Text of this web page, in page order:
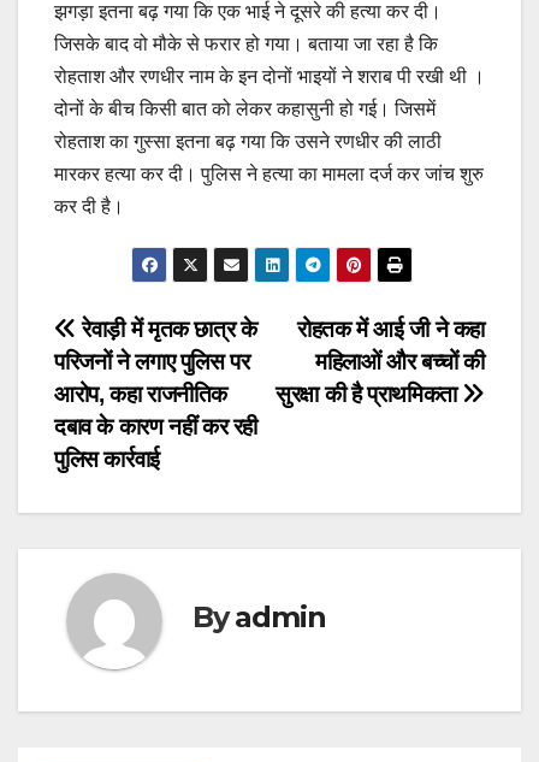
झगड़ा इतना बढ़ गया कि एक भाई ने दूसरे की हत्या कर दी।
जिसके बाद वो मौके से फरार हो गया। बताया जा रहा है कि
रोहताश और रणधीर नाम के इन दोनों भाइयों ने शराब पी रखी थी ।
दोनों के बीच किसी बात को लेकर कहासुनी हो गई। जिसमें
रोहताश का गुस्सा इतना बढ़ गया कि उसने रणधीर की लाठी
मारकर हत्या कर दी। पुलिस ने हत्या का मामला दर्ज कर जांच शुरु
कर दी है।
Post
navigation
रोहतक में आई जी ने कहा
महिलाओं और बच्चों की
सुरक्षा की है प्राथमिकता
रेवाड़ी में मृतक छात्र के
परिजनों ने लगाए पुलिस पर
आरोप, कहा राजनीतिक
दबाव के कारण नहीं कर रही
पुलिस कार्रवाई
Byadmin